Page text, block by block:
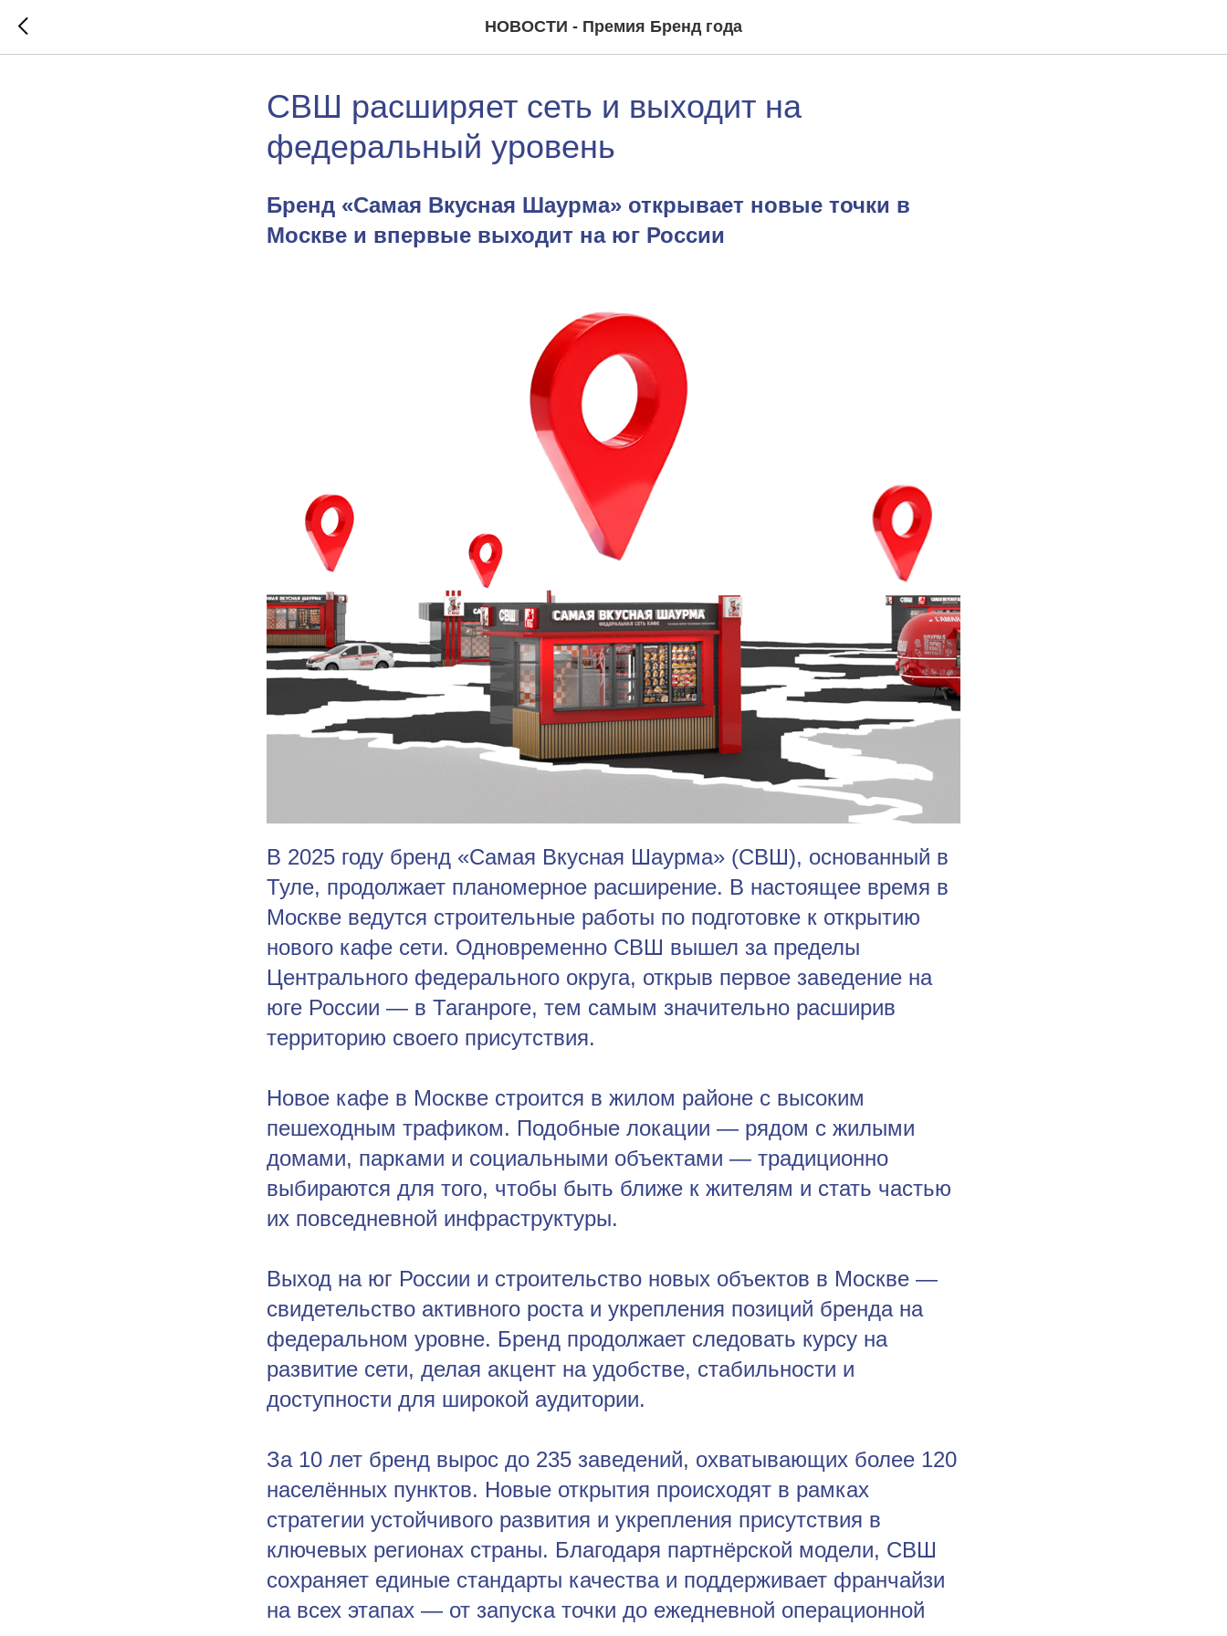
НОВОСТИ - Премия Бренд года
СВШ расширяет сеть и выходит на
федеральный уровень
Бренд «Самая Вкусная Шаурма» открывает новые точки в
Москве и впервые выходит на юг России
В 2025 году бренд «Самая Вкусная Шаурма» (СВШ), основанный в
Туле, продолжает планомерное расширение. В настоящее время в
Москве ведутся строительные работы по подготовке к открытию
нового кафе сети. Одновременно СВШ вышел за пределы
Центрального федерального округа, открыв первое заведение на
юге России — в Таганроге, тем самым значительно расширив
территорию своего присутствия.
Новое кафе в Москве строится в жилом районе с высоким
пешеходным трафиком. Подобные локации — рядом с жилыми
домами, парками и социальными объектами — традиционно
выбираются для того, чтобы быть ближе к жителям и стать частью
их повседневной инфраструктуры.
Выход на юг России и строительство новых объектов в Москве —
свидетельство активного роста и укрепления позиций бренда на
федеральном уровне. Бренд продолжает следовать курсу на
развитие сети, делая акцент на удобстве, стабильности и
доступности для широкой аудитории.
За 10 лет бренд вырос до 235 заведений, охватывающих более 120
населённых пунктов. Новые открытия происходят в рамках
стратегии устойчивого развития и укрепления присутствия в
ключевых регионах страны. Благодаря партнёрской модели, СВШ
сохраняет единые стандарты качества и поддерживает франчайзи
на всех этапах — от запуска точки до ежедневной операционной